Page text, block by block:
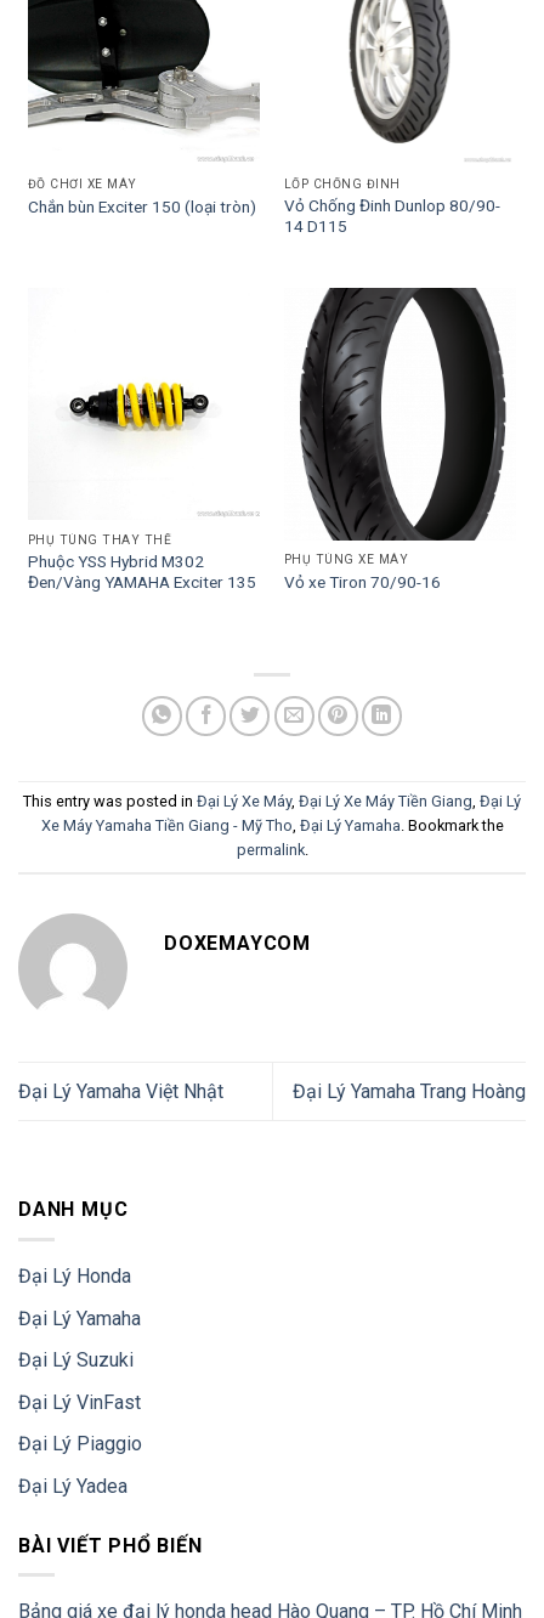
ĐỒ CHƠI XE MÁY
Chắn bùn Exciter 150 (loại tròn)
LỐP CHỐNG ĐINH
Vỏ Chống Đinh Dunlop 80/90-
14 D115
PHỤ TÙNG THAY THẾ
Phuộc YSS Hybrid M302
Đen/Vàng YAMAHA Exciter 135
PHỤ TÙNG XE MÁY
Vỏ xe Tiron 70/90-16
This entry was posted in Đại Lý Xe Máy, Đại Lý Xe Máy Tiền Giang, Đại Lý
Xe Máy Yamaha Tiền Giang - Mỹ Tho, Đại Lý Yamaha. Bookmark the
permalink.
DOXEMAYCOM
Đại Lý Yamaha Việt Nhật Đại Lý Yamaha Trang Hoàng
DANH MỤC
Đại Lý Honda
Đại Lý Yamaha
Đại Lý Suzuki
Đại Lý VinFast
Đại Lý Piaggio
Đại Lý Yadea
BÀI VIẾT PHỔ BIẾN
Bảng giá xe đại lý honda head Hào Quang – TP. Hồ Chí Minh